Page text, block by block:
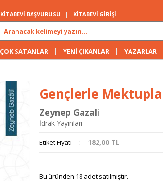
KİTABEVİ BAŞVURUSU | KİTABEVİ GİRİŞİ
ÇOK SATANLAR | YENİ ÇIKANLAR | YAZARLAR
Gençlerle
Zeynep Gazali
İdrak Yayınları
Etiket Fiyatı : 182,00 TL
Bu üründen 18 adet satılmıştır.